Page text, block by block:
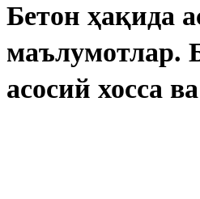
Бетон ҳақида
маълумотлар.
асосий хосса